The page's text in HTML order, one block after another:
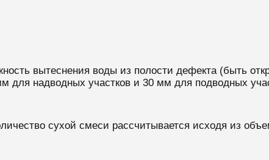
вытеснения воды из полости дефекта (быть
надводных участков и 30 мм для подводных
сухой смеси рассчитывается исходя из